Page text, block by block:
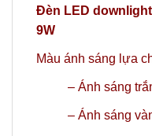
Đèn LED
9W
Màu ánh sáng lựa
– Ánh sáng
– Ánh sáng